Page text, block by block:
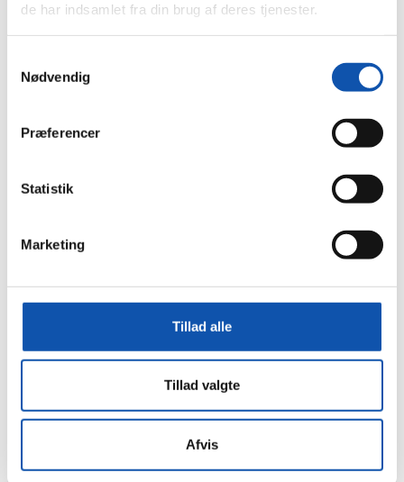
de har indsamlet fra din brug af deres tjenester.
Nødvendig
Præferencer
Statistik
Marketing
Tillad alle
Tillad valgte
Afvis
Elektrikere på toppen i dobbelt
forstand
motion op og ned ad trapperne på et 12-
for flere af vores elektrikere. Efter en lang
motionscentre har de haft mulighed for at
blive klar til årets badesæson.
Siden november sidste år har vi på det kommende
alt el-arbejde. Herunder opsætning af CTS- og ABA-
anlæg samt sikkerhedsbelysning og talevarsling på
alle etager.